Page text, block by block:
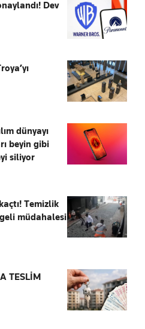
Dev
dünyayı
beyin gibi
siliyor
Temizlik
müdahalesi
TESLİM